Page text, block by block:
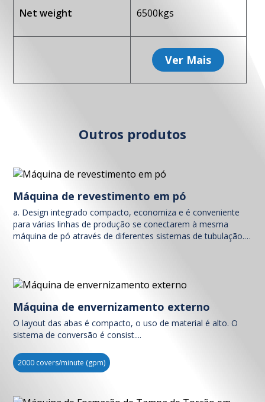
Net weight 6500kgs
Ver Mais
Outros produtos
Máquina de revestimento em pó
a. Design integrado compacto, economiza e é conveniente
para várias linhas de produção se conectarem à mesma
máquina de pó através de diferentes sistemas de tubulação.
Máquina de envernizamento externo
O layout das abas é compacto, o uso de material é alto. O
sistema de conversão é consist....
2000 covers/minute (gpm)